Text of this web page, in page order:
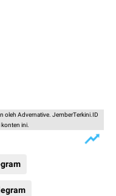
oleh Advernative. JemberTerkini.ID
ini.